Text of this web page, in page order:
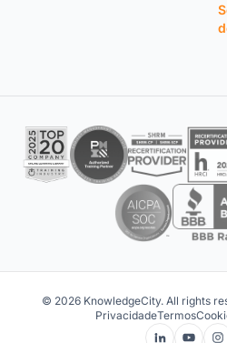
© 2026 KnowledgeCity. All rights
PrivacidadeTermos